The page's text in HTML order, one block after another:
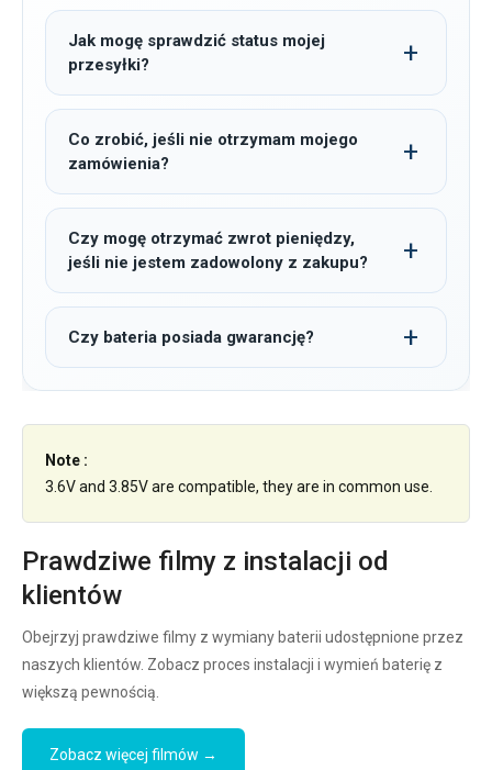
Jak mogę sprawdzić status mojej
przesyłki?
Co zrobić, jeśli nie otrzymam mojego
zamówienia?
Czy mogę otrzymać zwrot pieniędzy,
jeśli nie jestem zadowolony z zakupu?
Czy bateria posiada gwarancję?
Note :
3.6V and 3.85V are compatible, they are in common use.
Prawdziwe filmy z instalacji od
klientów
Obejrzyj prawdziwe filmy z wymiany baterii udostępnione przez
naszych klientów. Zobacz proces instalacji i wymień baterię z
większą pewnością.
Zobacz więcej filmów →